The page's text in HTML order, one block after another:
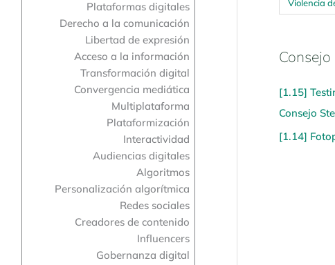
Plataformas digitales
Derecho a la comunicación
Libertad de expresión
Acceso a la información
Transformación digital
Convergencia mediática
Multiplataforma
Plataformización
Interactividad
Audiencias digitales
Algoritmos
Personalización algorítmica
Redes sociales
Creadores de contenido
Influencers
Gobernanza digital
Violencia
Consejo
[1.15]
Consejo
[1.14]